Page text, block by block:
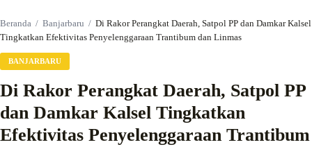
Beranda / Banjarbaru / Di Rakor Perangkat Daerah, Satpol PP dan Damkar Kalsel
Tingkatkan Efektivitas Penyelenggaraan Trantibum dan Linmas
BANJARBARU
Di Rakor Perangkat Daerah, Satpol PP
dan Damkar Kalsel Tingkatkan
Efektivitas Penyelenggaraan Trantibum